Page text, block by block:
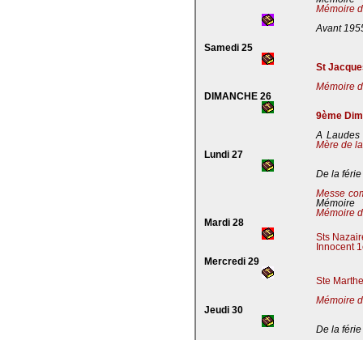
Mémoire
Avant
Samedi 25
St
Mémoire
DIMANCHE 26
9ème
A
Mère de
Lundi 27
De la férie
Messe
Mémoire
Mémoire
Mardi 28
Sts
Innocent
Mercredi 29
Ste
Mémoire
Jeudi 30
De la férie